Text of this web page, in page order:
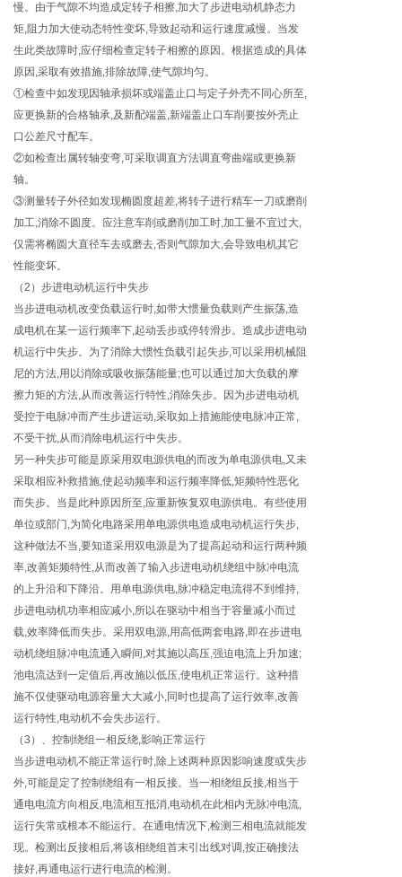
慢。由于气隙不均造成定转子相擦,加大了步进电动机静态力
矩,阻力加大使动态特性变坏,导致起动和运行速度减慢。当发
生此类故障时,应仔细检查定转子相擦的原因。根据造成的具体
原因,采取有效措施,排除故障,使气隙均匀。
①检查中如发现因轴承损坏或端盖止口与定子外壳不同心所至,
应更换新的合格轴承,及新配端盖,新端盖止口车削要按外壳止
口公差尺寸配车。
②如检查出属转轴变弯,可采取调直方法调直弯曲端或更换新
轴。
③测量转子外径如发现椭圆度超差,将转子进行精车一刀或磨削
加工,消除不圆度。应注意车削或磨削加工时,加工量不宜过大,
仅需将椭圆大直径车去或磨去,否则气隙加大,会导致电机其它
性能变坏。
（2）步进电动机运行中失步
当步进电动机改变负载运行时,如带大惯量负载则产生振荡,造
成电机在某一运行频率下,起动丢步或停转滑步。造成步进电动
机运行中失步。为了消除大惯性负载引起失步,可以采用机械阻
尼的方法,用以消除或吸收振荡能量;也可以通过加大负载的摩
擦力矩的方法,从而改善运行特性,消除失步。因为步进电动机
受控于电脉冲而产生步进运动,采取如上措施能使电脉冲正常,
不受干扰,从而消除电机运行中失步。
另一种失步可能是原采用双电源供电的而改为单电源供电,又未
采取相应补救措施,使起动频率和运行频率降低,矩频特性恶化
而失步。当是此种原因所至,应重新恢复双电源供电。有些使用
单位或部门,为简化电路采用单电源供电造成电动机运行失步,
这种做法不当,要知道采用双电源是为了提高起动和运行两种频
率,改善矩频特性,从而改善了输入步进电动机绕组中脉冲电流
的上升沿和下降沿。用单电源供电,脉冲稳定电流得不到维持,
步进电动机功率相应减小,所以在驱动中相当于容量减小而过
载,效率降低而失步。采用双电源,用高低两套电路,即在步进电
动机绕组脉冲电流通入瞬间,对其施以高压,强迫电流上升加速;
池电流达到一定值后,再改施以低压,使电机正常运行。这种措
施不仅使驱动电源容量大大减小,同时也提高了运行效率,改善
运行特性,电动机不会失步运行。
（3）、控制绕组一相反绕,影响正常运行
当步进电动机不能正常运行时,除上述两种原因影响速度或失步
外,可能是定了控制绕组有一相反接。当一相绕组反接,相当于
通电电流方向相反,电流相互抵消,电动机在此相内无脉冲电流,
运行失常或根本不能运行。在通电情况下,检测三相电流就能发
现。检测出反接相后,将该相绕组首末引出线对调,按正确接法
接好,再通电运行进行电流的检测。